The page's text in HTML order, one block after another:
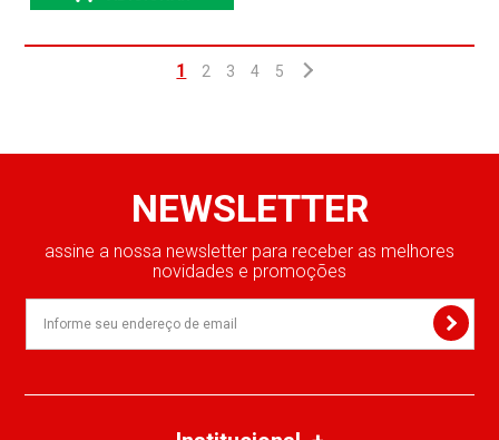
1 2 3 4 5
NEWSLETTER
assine a nossa newsletter para receber as melhores
novidades e promoções